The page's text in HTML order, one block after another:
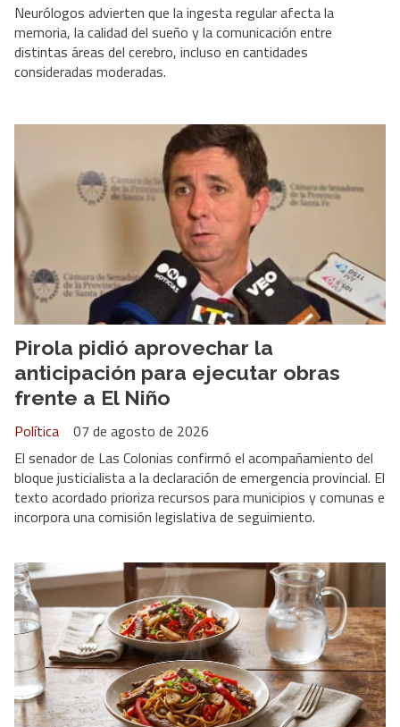
Neurólogos advierten que la ingesta regular afecta la
memoria, la calidad del sueño y la comunicación entre
distintas áreas del cerebro, incluso en cantidades
consideradas moderadas.
Pirola pidió aprovechar la
anticipación para ejecutar obras
frente a El Niño
Política
07 de agosto de 2026
El senador de Las Colonias confirmó el acompañamiento del
bloque justicialista a la declaración de emergencia provincial. El
texto acordado prioriza recursos para municipios y comunas e
incorpora una comisión legislativa de seguimiento.